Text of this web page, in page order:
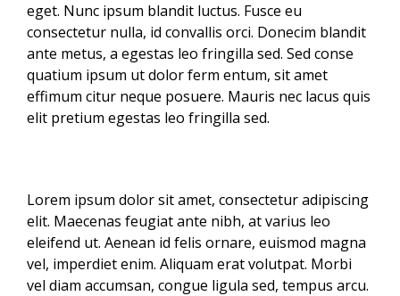
eget. Nunc ipsum blandit luctus. Fusce eu
consectetur nulla, id convallis orci. Donecim blandit
ante metus, a egestas leo fringilla sed. Sed conse
quatium ipsum ut dolor ferm entum, sit amet
effimum citur neque posuere. Mauris nec lacus quis
elit pretium egestas leo fringilla sed.
Lorem ipsum dolor sit amet, consectetur adipiscing
elit. Maecenas feugiat ante nibh, at varius leo
eleifend ut. Aenean id felis ornare, euismod magna
vel, imperdiet enim. Aliquam erat volutpat. Morbi
vel diam accumsan, congue ligula sed, tempus arcu.